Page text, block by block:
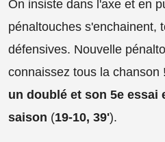
On insiste dans l'axe et en
pénaltouches s'enchainent,
défensives. Nouvelle
connaissez tous la chanson !
un doublé et son 5e essai
saison (19-10, 39').